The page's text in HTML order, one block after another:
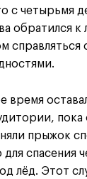
с четырьмя
обратился к
справляться
время
прыжок
спасения
лёд. Этот